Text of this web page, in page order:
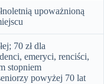
upoważnioną
70 zł dla
emeryci, renciści,
stopniem
powyżej 70 lat